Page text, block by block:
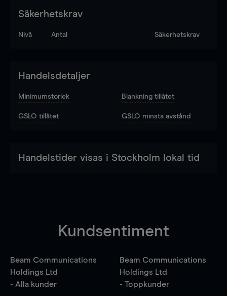
Säkerhetskrav
Nivå Antal Säkerhetskrav
Handelsdetaljer
Minimumstorlek Blankning tillåtet
GSLO tillåtet GSLO minsta avstånd
Handelstider visas i Stockholm lokal tid
Kundsentiment
Beam Communications
Holdings Ltd
- Alla kunder
Beam Communications
Holdings Ltd
- Toppkunder